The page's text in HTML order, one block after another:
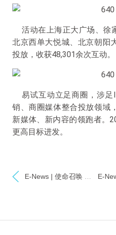
活动在上海正大广场、徐
北京西单大悦城、北京朝阳
投放，收获48,301余次互动。
易试互动立足商圈，涉
销、商圈媒体整合投放领域
新媒体、新内容的领跑者。
更高目标进发。